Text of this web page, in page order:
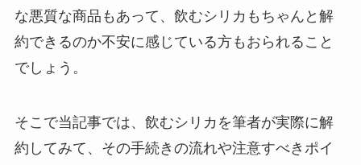
な悪質な商品もあって、飲むシリカもちゃんと解
約できるのか不安に感じている方もおられること
でしょう。
そこで当記事では、飲むシリカを筆者が実際に解
約してみて、その手続きの流れや注意すべきポイ